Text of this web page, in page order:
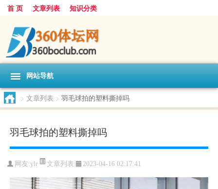
首 页 文章列表 知识分类
网站导航
> 文章列表 > 羽毛球拍的塑料撕掉吗
羽毛球拍的塑料撕掉吗
网友:ylr 文章列表 2023-04-16 02:17:41